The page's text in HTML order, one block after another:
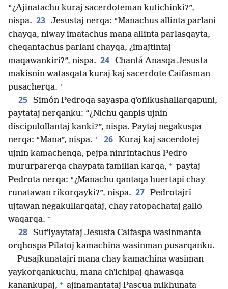
“¿Ajinatachu kuraj sacerdoteman kutichinki?”,
nispa. 23 Jesustaj nerqa: “Manachus allinta parlani
chayqa, niway imatachus mana allinta parlasqayta,
cheqantachus parlani chayqa, ¿imajtintaj
maqawankiri?”, nispa. 24 Chantá Anasqa Jesusta
makisnin watasqata kuraj kaj sacerdote Caifasman
pusacherqa. +
25 Simón Pedroqa sayaspa qʼoñikushallarqapuni,
paytataj nerqanku: “¿Nichu qanpis ujnin
discipulollantaj kanki?”, nispa. Paytaj negakuspa
nerqa: “Mana”, nispa. + 26 Kuraj kaj sacerdotej
ujnin kamachenqa, pejpa ninrintachus Pedro
mururparerqa chaypata familian karqa, + paytaj
Pedrota nerqa: “¿Manachu qantaqa huertapi chay
runatawan rikorqayki?”, nispa. 27 Pedrotajrí
ujtawan negakullarqataj, chay ratopachataj gallo
waqarqa. +
28 Sutʼiyaytataj Jesusta Caifaspa wasinmanta
orqhospa Pilatoj kamachina wasinman pusarqanku.
+ Pusajkunatajrí mana chay kamachina wasiman
yaykorqankuchu, mana chʼichipaj qhawasqa
kanankupaj, + ajinamantataj Pascua mikhunata